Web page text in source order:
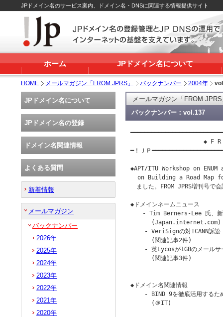
JPドメイン名のサービス案内、ドメイン名・DNSに関連する情報提供サイト
ホーム JPドメイン名について
HOME メールマガジン「FROM JPRS」 バックナンバー 2004年
メールマガジン「FROM
バックナンバー：vol.137
◆ F
━！ＪＰ
◆APT/ITU Workshop on ENUM
on Building a Road Map
ました。FROM JPRS増刊号で
◆ドメインネームニュース
- Tim Berners-Lee 氏、新
      (Japan.internet.com)
    - VeriSignの対ICANN訴訟
      (関連記事2件)
- 英Lycosが1GBのメールサ
      (関連記事3件)
◆ドメイン名関連情報
- BIND 9を徹底活用するた
      (＠IT)
JPドメイン名について
JPドメイン名の登録
ドメイン名関連情報
よくある質問
新着情報
メールマガジン
バックナンバー
2026年
2025年
2024年
2023年
2022年
2021年
2020年